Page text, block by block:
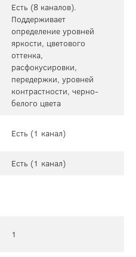
Есть (8 каналов).
Поддерживает
определение уровней
яркости, цветового
оттенка,
расфокусировки,
передержки, уровней
контрастности, черно-
белого цвета
Есть (1 канал)
Есть (1 канал)
1